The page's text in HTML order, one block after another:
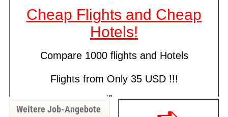
Weitere Job-Angebote